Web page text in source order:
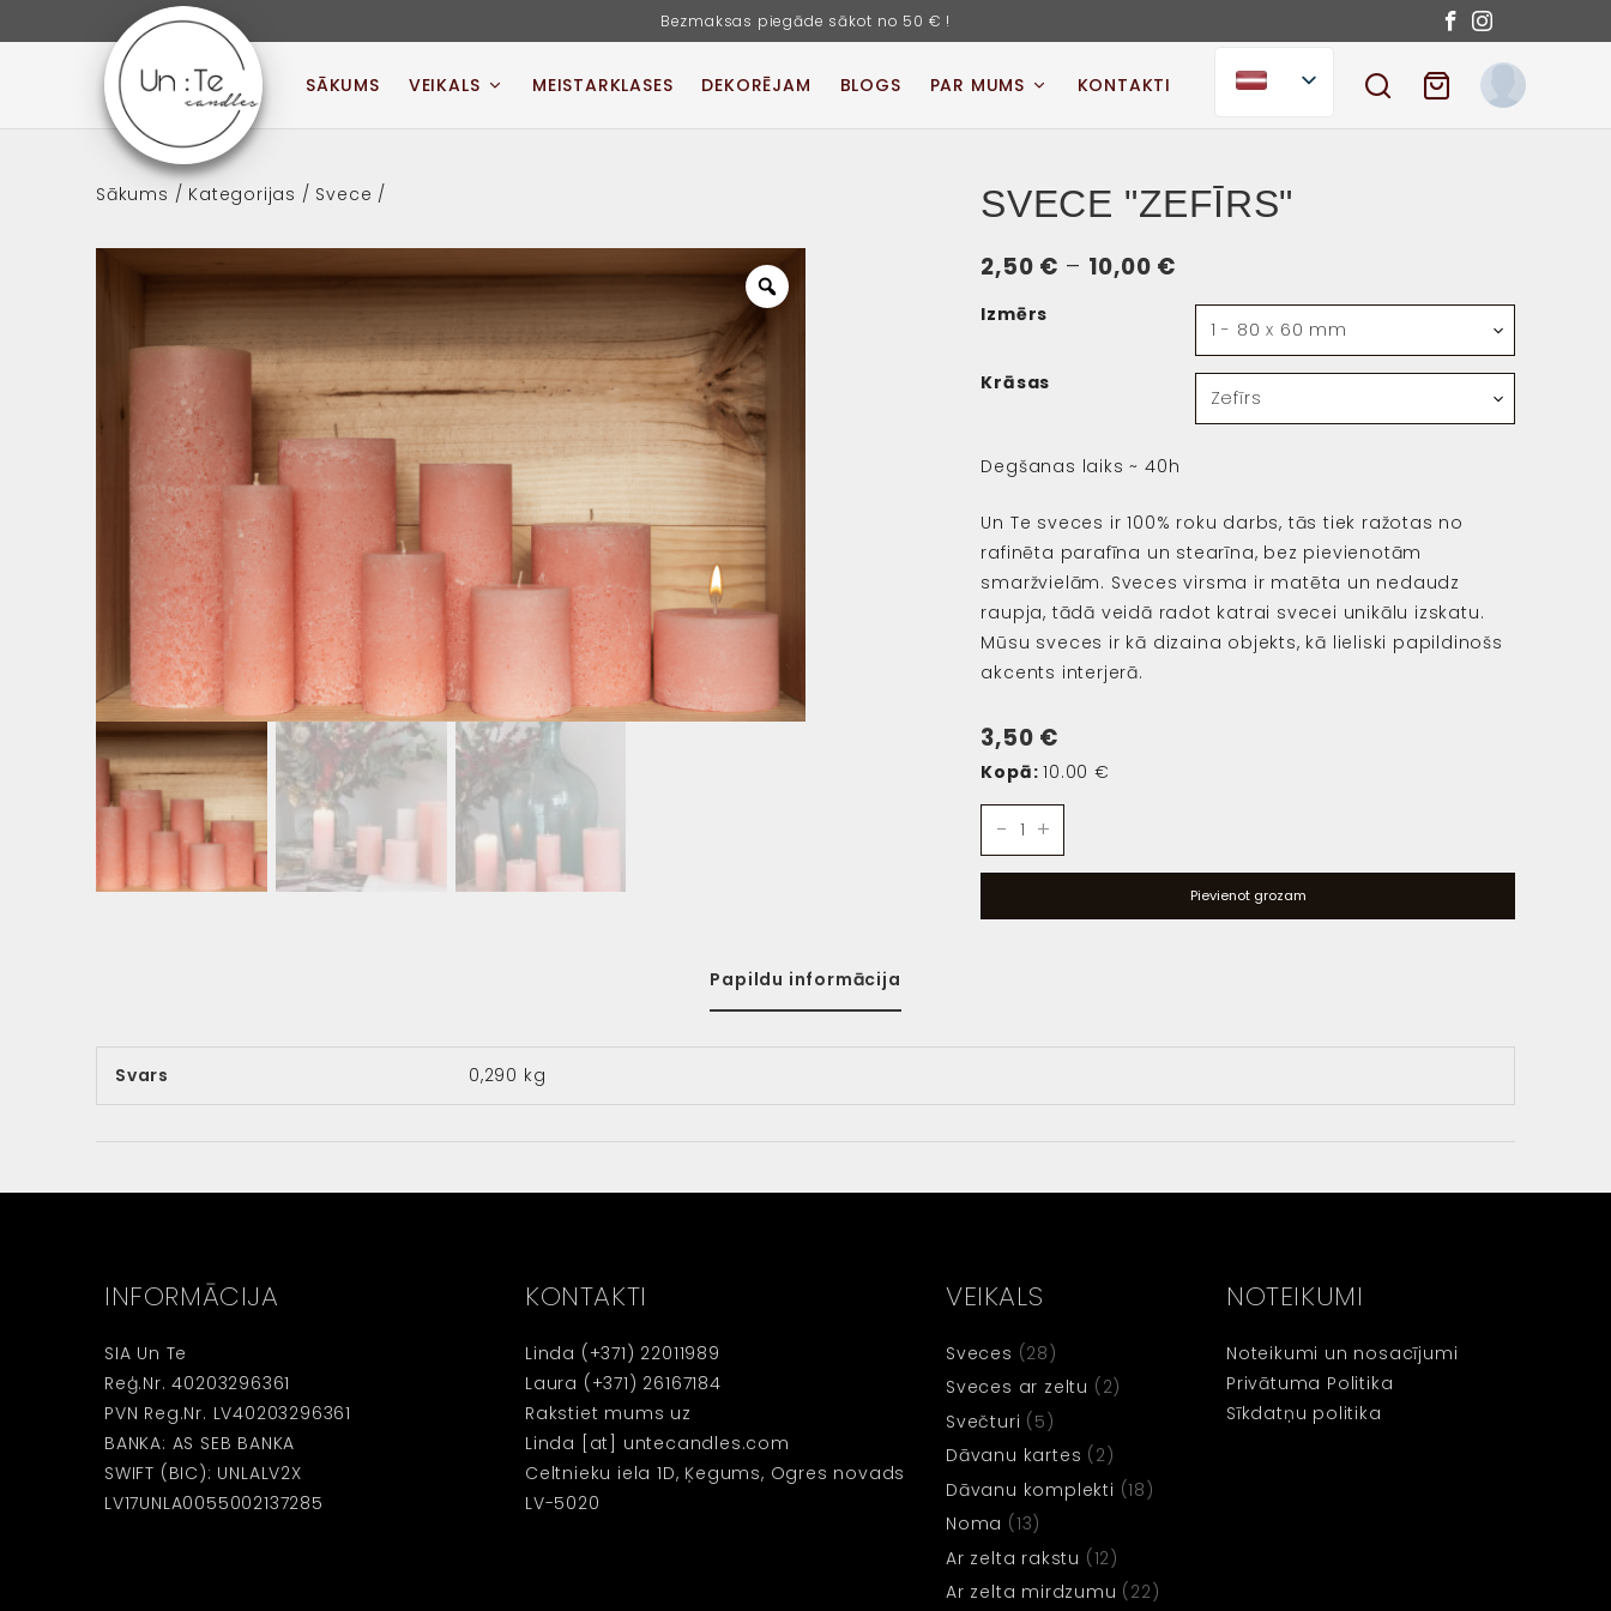
to
Bezmaksas piegāde sākot no 50 € !
UN:TE CANDLES
SĀKUMS VEIKALS MEISTARKLASES DEKORĒJAM BLOGS PAR MUMS KONTAKTI
SEARCHSHOPPING CART
Sākums / Kategorijas / Svece /
Zoom
SVECE "ZEFĪRS"
2,50 € – 10,00 €
range:
2,50 €
through
10,00 €
Izmērs
Krāsas
Degšanas laiks ~ 40h
Un Te sveces ir 100% roku darbs, tās tiek ražotas no
rafinēta parafīna un stearīna, bez pievienotām
smaržvielām. Sveces virsma ir matēta un nedaudz
raupja, tādā veidā radot katrai svecei unikālu izskatu.
Mūsu sveces ir kā dizaina objekts, kā lieliski papildinošs
akcents interjerā.
3,50 €
Kopā:10.00 €
Candle
- +
Pievienot grozam
Papildu informācija
Svars 0,290 kg
INFORMĀCIJA
SIA Un Te
Reģ.Nr. 40203296361
PVN Reg.Nr. LV40203296361
BANKA: AS SEB BANKA
SWIFT (BIC): UNLALV2X
LV17UNLA0055002137285
KONTAKTI
Linda (+371) 22011989
Laura (+371) 26167184
Rakstiet mums uz
Linda [at] untecandles.com
Celtnieku iela 1D, Ķegums, Ogres novads
LV-5020
VEIKALS
Sveces (28)
Sveces ar zeltu (2)
Svečturi (5)
Dāvanu kartes (2)
Dāvanu komplekti (18)
Noma (13)
Ar zelta rakstu (12)
Ar zelta mirdzumu (22)
NOTEIKUMI
Noteikumi un nosacījumi
Privātuma Politika
Sīkdatņu politika